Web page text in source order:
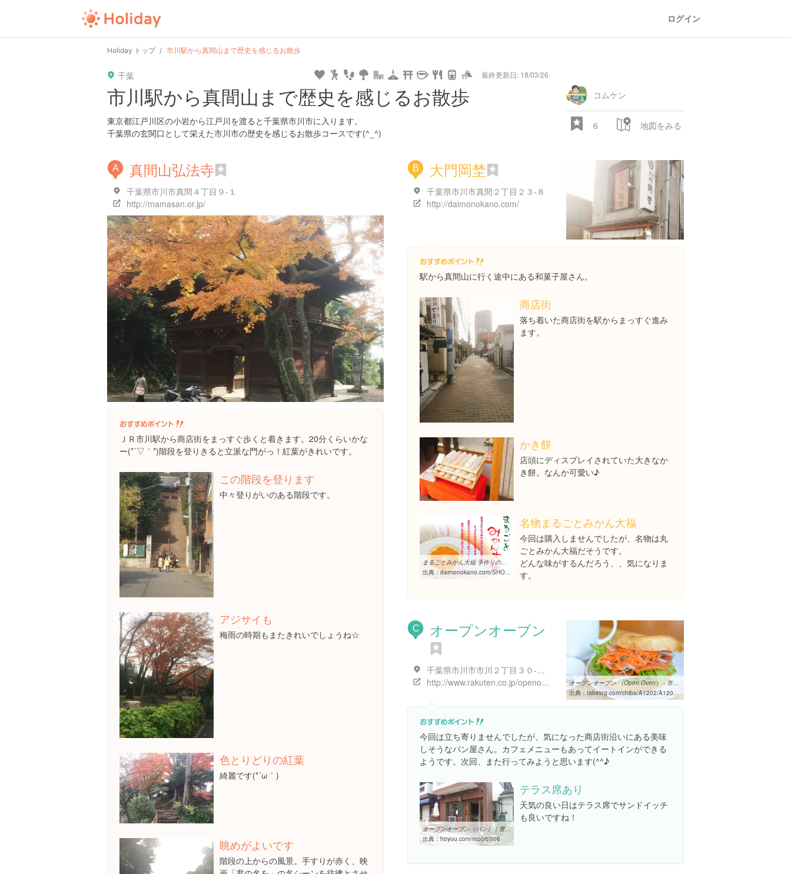
ログイン
Holiday トップ 市川駅から真間山まで歴史を感じるお散歩
千葉 最終更新日: 18/03/26
28.522 px
user
tokyo kanagawa osaka hyogo
pin time url guide hot type star camera
市川駅から真間山まで歴史を感じるお散歩
東京都江戸川区の小岩から江戸川を渡ると千葉県市川市に入ります。
千葉県の玄関口として栄えた市川市の歴史を感じるお散歩コースです(^_^)
コムケン
6 地図をみる
A 真間山弘法寺
千葉県市川市真間４丁目９-１
http://mamasan.or.jp/
ＪＲ市川駅から商店街をまっすぐ歩くと着きます。20分くらいかな
ー(*´▽｀*)階段を登りきると立派な門がっ！紅葉がきれいです。
この階段を登ります
中々登りがいのある階段です。
アジサイも
梅雨の時期もまたきれいでしょうね☆
色とりどりの紅葉
綺麗です(*´ω｀)
眺めがよいです
階段の上からの風景。手すりが赤く、映
B 大門岡埜
千葉県市川市真間２丁目２３-８
http://daimonokano.com/
駅から真間山に行く途中にある和菓子屋さん。
商店街
落ち着いた商店街を駅からまっすぐ進み
ます。
かき餅
店頭にディスプレイされていた大きなか
き餅。なんか可愛い♪
まるごとみかん大福 手作りの和菓子 通販,お取り寄せ 大門岡埜（だい ...
出典：daimonokano.com/SHOP/36036/50037/list.html
名物まるごとみかん大福
今回は購入しませんでしたが、名物は丸
ごとみかん大福だそうです。
どんな味がするんだろう、、気になりま
す。
C オープンオーブン
千葉県市川市市川２丁目３０-２５
http://www.rakuten.co.jp/openoven/
オープンオーブン （Open Oven） - 市川/パン [食べログ]
出典：tabelog.com/chiba/A1202/A120202/12000978
今回は立ち寄りませんでしたが、気になった商店街沿いにある美味
しそうなパン屋さん。カフェメニューもあってイートインができる
ようです。次回、また行ってみようと思います(^^♪
オープンオーブン（パン）｜豊友ハウジング
出典：hoyuu.com/report/006
テラス席あり
天気の良い日はテラス席でサンドイッチ
も良いですね！